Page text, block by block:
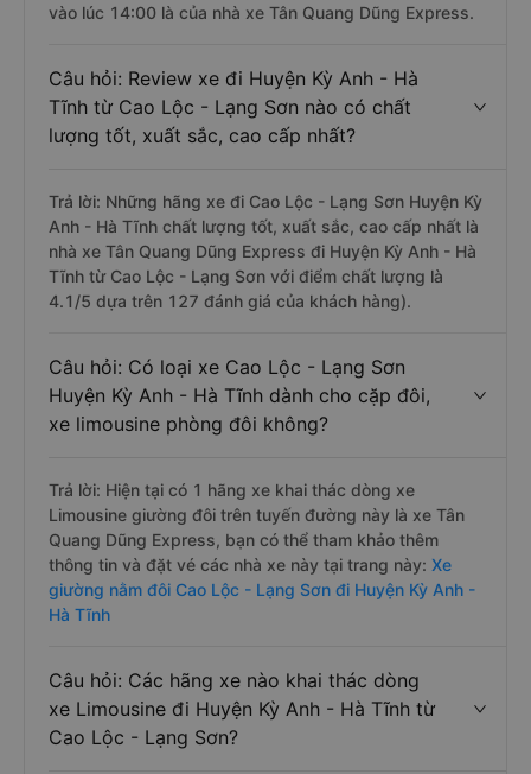
vào lúc 14:00 là của nhà xe Tân Quang Dũng Express.
Câu hỏi: Review xe đi Huyện Kỳ Anh - Hà
Tĩnh từ Cao Lộc - Lạng Sơn nào có chất
lượng tốt, xuất sắc, cao cấp nhất?
Trả lời: Những hãng xe đi Cao Lộc - Lạng Sơn Huyện Kỳ
Anh - Hà Tĩnh chất lượng tốt, xuất sắc, cao cấp nhất là
nhà xe Tân Quang Dũng Express đi Huyện Kỳ Anh - Hà
Tĩnh từ Cao Lộc - Lạng Sơn với điểm chất lượng là
4.1/5 dựa trên 127 đánh giá của khách hàng).
Câu hỏi: Có loại xe Cao Lộc - Lạng Sơn
Huyện Kỳ Anh - Hà Tĩnh dành cho cặp đôi,
xe limousine phòng đôi không?
Trả lời: Hiện tại có 1 hãng xe khai thác dòng xe
Limousine giường đôi trên tuyến đường này là xe Tân
Quang Dũng Express, bạn có thể tham khảo thêm
thông tin và đặt vé các nhà xe này tại trang này: Xe
giường nằm đôi Cao Lộc - Lạng Sơn đi Huyện Kỳ Anh -
Hà Tĩnh
Câu hỏi: Các hãng xe nào khai thác dòng
xe Limousine đi Huyện Kỳ Anh - Hà Tĩnh từ
Cao Lộc - Lạng Sơn?